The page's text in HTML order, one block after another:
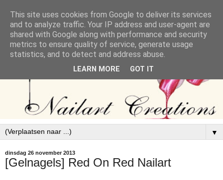
▼
dinsdag 26 november 2013
[Gelnagels] Red On Red Nailart
This site uses cookies from Google to deliver its services
and to analyze traffic. Your IP address and user-agent are
shared with Google along with performance and security
metrics to ensure quality of service, generate usage
statistics, and to detect and address abuse.
LEARN MORE GOT IT